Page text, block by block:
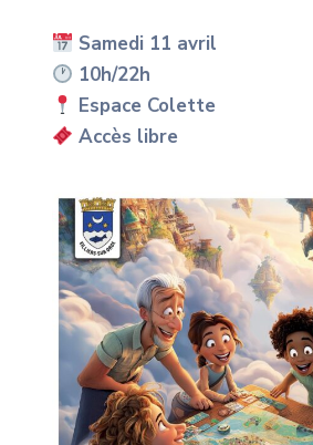
Samedi 11 avril
10h/22h
Espace Colette
Accès libre